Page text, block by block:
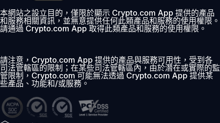
首 30 日 0% 費用
本網站之設立目的，僅限於顯示 Crypto.com App 提供的產品
和服務相關資訊，並無意提供任何此類產品和服務的使用權限。
請通過 Crypto.com App 取得此類產品和服務的使用權限。
請注意，Crypto.com App 提供的產品與服務可用性，受到各
司法管轄區的限制；在某些司法管轄區內，由於潛在或實際的監
管限制，Crypto.com 可能無法透過 Crypto.com App 提供某
些產品、功能和/或服務。